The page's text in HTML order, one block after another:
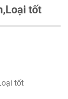
tốt
tốt